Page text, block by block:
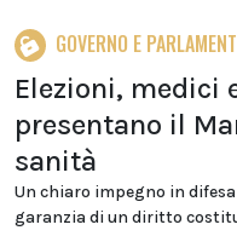
GOVERNO E
Elezioni, medici
presentano il
sanità
Un chiaro impegno in
garanzia di un diritto